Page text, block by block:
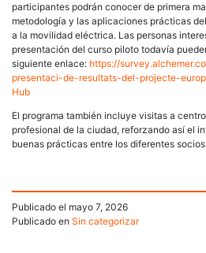
participantes podrán conocer de primera
metodología y las aplicaciones prácticas
a la movilidad eléctrica. Las personas
presentación del curso piloto todavía
siguiente enlace: https://
presentaci-de-resultats-del-projecte-
Hub
El programa también incluye visitas a
profesional de la ciudad, reforzando así el
buenas prácticas entre los diferentes
Publicado el mayo 7, 2026
Publicado en Sin categorizar